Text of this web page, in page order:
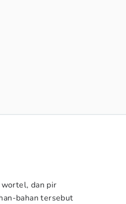
dan pir
bahan tersebut